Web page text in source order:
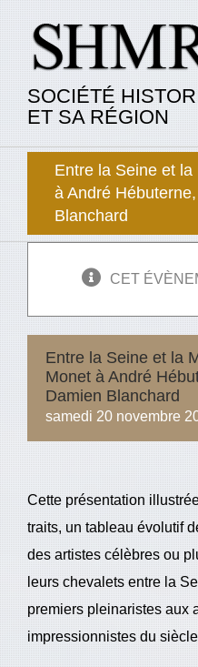
contenu
SOCIÉTÉ
ET SA RÉGION
Entre la Seine et
à André
Blanchard
CET
Entre la Seine et la
Monet à André
Damien Blanchard
samedi 20 novembre
Cette présentation
traits, un tableau évolutif
des artistes célèbres ou
leurs chevalets entre la
premiers pleinaristes aux
impressionnistes du